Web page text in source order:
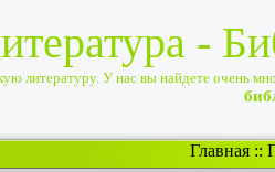
-
литературу. У нас вы найдете очень
Главная ::